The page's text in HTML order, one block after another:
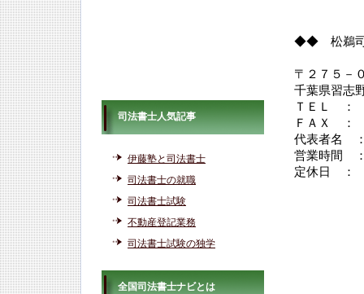
◆◆ 松鵜
〒２７５－
千葉県習志
ＴＥＬ ：
ＦＡＸ ：
代表者名
営業時間
定休日 ：
司法書士人気記事
伊藤塾と司法書士
司法書士の就職
司法書士試験
不動産登記業務
司法書士試験の独学
全国司法書士ナビとは